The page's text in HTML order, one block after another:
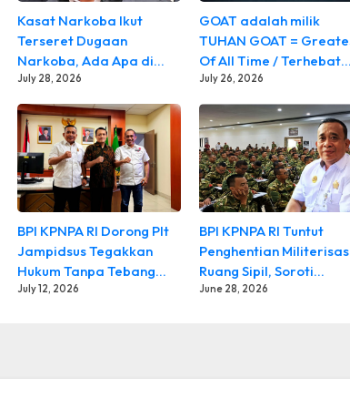
milik TUHAN GOAT = Greatest Of All Time /
Pemerhati Dunia Sepak Bola Sepekan telah
RI Tantang Kejari Padang: Jika Bukti Sudah
essapers - Badan Peneliti Independen Kekayaan
Kasat Narkoba Ikut
Terseret Dugaan
Narkoba, Ada Apa di
Internal Polri?
July 28, 2026
GOAT adalah milik
TUHAN GOAT = Greatest
Of All Time / Terhebat
Sepanjang Masa
July 26, 2026
BPI KPNPA RI Dorong Plt
Jampidsus Tegakkan
Hukum Tanpa Tebang
Pilih
July 12, 2026
BPI KPNPA RI Tuntut
Penghentian
Ruang Sipil, Soroti
Kematian Lima Peserta
June 28, 2026